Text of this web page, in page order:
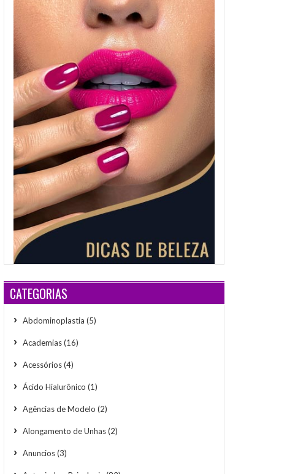
CATEGORIAS
Abdominoplastia (5)
Academias(16)
Acessórios(4)
Ácido Hialurônico (1)
Agências de Modelo (2)
Alongamento de Unhas(2)
Anuncios(3)